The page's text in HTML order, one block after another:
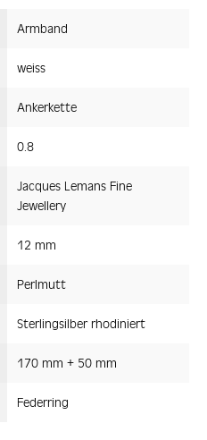
Armband
weiss
Ankerkette
0.8
Jacques Lemans Fine
Jewellery
12 mm
Perlmutt
Sterlingsilber rhodiniert
170 mm + 50 mm
Federring